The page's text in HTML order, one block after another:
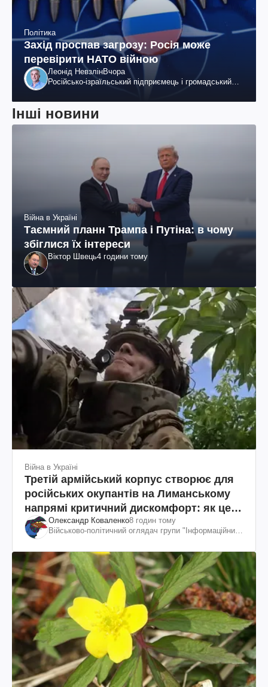
Політика
Захід проспав загрозу: Росія може
перевірити НАТО війною
Леонід НевзлінВчора
Російсько-ізраїльський підприємець і громадський
Інші новини
Війна в Україні
Таємний планн Трампа і Путіна: в чому
збіглися їх інтереси
Віктор Швець4 години тому
Війна в Україні
Третій армійський корпус створює для
російських окупантів на Лиманському
напрямі критичний дискомфорт: як це
вдалосяОлександр Коваленко8 годин тому
Військово-політичний оглядач групи "Інформаційний